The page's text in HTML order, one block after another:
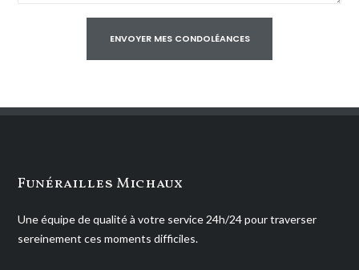
Funérailles Michaux
Une équipe de qualité à votre service 24h/24 pour traverser
sereinement ces moments difficiles.